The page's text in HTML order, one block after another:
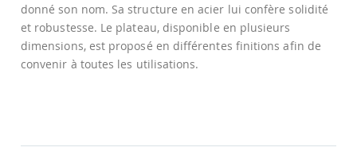
donné son nom. Sa structure en acier lui confère solidité
et robustesse. Le plateau, disponible en plusieurs
dimensions, est proposé en différentes finitions afin de
convenir à toutes les utilisations.